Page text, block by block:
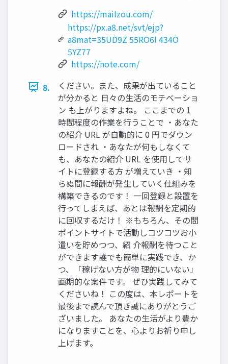
https://mailzou.com/
https://px.a8.net/svt/ejp?
a8mat=35UD9Z 55RO6I 434O
5YZ77
https://note.com/
8.
ください。また、成果が出ていること
が分かると 日々の生活のモチべーショ
ン も上がりますよね。 ここまでの 1
時間程度の作業を行うことで ・あなた
の紹介 URL が自動的に 0 円でダウン
ロードされ ・あなたが何もしなくて
も、あなたの紹介 URL を使用してサ
イトに登録する方 が増えていき ・知
らぬ間に報酬が発生していく仕組みを
構築できるのです！ 一回登録と設置を
行ってしまえば、あとは報酬を定期的
に回収するだけ！ ※もちろん、その間
ポイントサイトで活動しコツコツお小
遣いを貯めつつ、紹 介報酬を待つこと
ができます誰でも簡単に実践でき、か
つ、「稼げない方が物 理的にいない」
画期的な案件です。 ぜひ実践してみて
くださいね！ この度は、本レポートを
最後まで読んで頂き誠にありがとうご
ざいました。 あなたの生活がより豊か
になりますことを、心よりお祈り申し
上げます。